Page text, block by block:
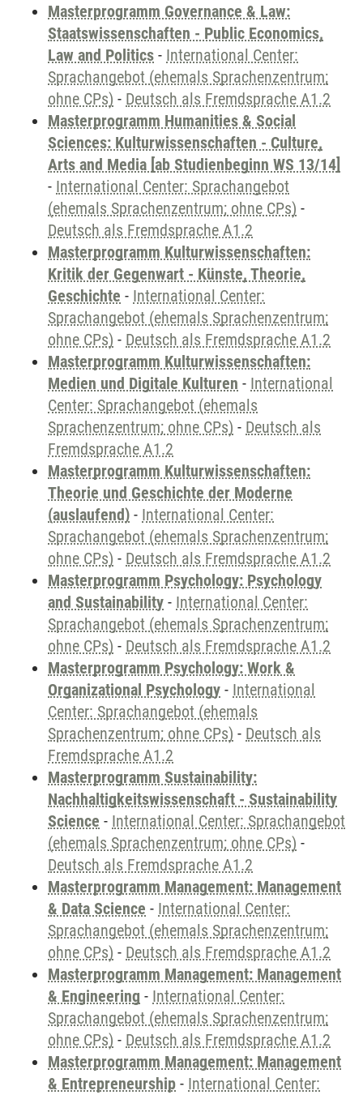
Masterprogramm Governance & Law:
Staatswissenschaften - Public Economics,
Law and Politics - International Center:
Sprachangebot (ehemals Sprachenzentrum;
ohne CPs) - Deutsch als Fremdsprache A1.2
Masterprogramm Humanities & Social
Sciences: Kulturwissenschaften - Culture,
Arts and Media [ab Studienbeginn WS 13/14]
- International Center: Sprachangebot
(ehemals Sprachenzentrum; ohne CPs) -
Deutsch als Fremdsprache A1.2
Masterprogramm Kulturwissenschaften:
Kritik der Gegenwart - Künste, Theorie,
Geschichte - International Center:
Sprachangebot (ehemals Sprachenzentrum;
ohne CPs) - Deutsch als Fremdsprache A1.2
Masterprogramm Kulturwissenschaften:
Medien und Digitale Kulturen - International
Center: Sprachangebot (ehemals
Sprachenzentrum; ohne CPs) - Deutsch als
Fremdsprache A1.2
Masterprogramm Kulturwissenschaften:
Theorie und Geschichte der Moderne
(auslaufend) - International Center:
Sprachangebot (ehemals Sprachenzentrum;
ohne CPs) - Deutsch als Fremdsprache A1.2
Masterprogramm Psychology: Psychology
and Sustainability - International Center:
Sprachangebot (ehemals Sprachenzentrum;
ohne CPs) - Deutsch als Fremdsprache A1.2
Masterprogramm Psychology: Work &
Organizational Psychology - International
Center: Sprachangebot (ehemals
Sprachenzentrum; ohne CPs) - Deutsch als
Fremdsprache A1.2
Masterprogramm Sustainability:
Nachhaltigkeitswissenschaft - Sustainability
Science - International Center: Sprachangebot
(ehemals Sprachenzentrum; ohne CPs) -
Deutsch als Fremdsprache A1.2
Masterprogramm Management: Management
& Data Science - International Center:
Sprachangebot (ehemals Sprachenzentrum;
ohne CPs) - Deutsch als Fremdsprache A1.2
Masterprogramm Management: Management
& Engineering - International Center:
Sprachangebot (ehemals Sprachenzentrum;
ohne CPs) - Deutsch als Fremdsprache A1.2
Masterprogramm Management: Management
& Entrepreneurship - International Center: